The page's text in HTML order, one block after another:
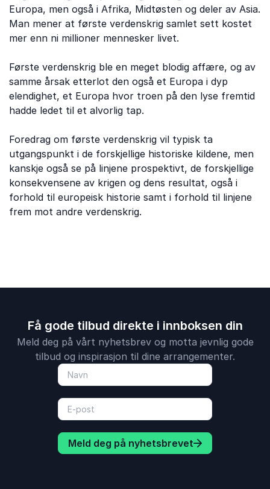
Europa, men også i Afrika, Midtøsten og deler av Asia.
Man mener at første verdenskrig samlet sett kostet
mer enn ni millioner mennesker livet.
Første verdenskrig ble en meget blodig affære, og av
samme årsak etterlot den også et Europa i dyp
elendighet, et Europa hvor troen på den lyse fremtid
hadde ledet til et alvorlig tap.
Foredrag om første verdenskrig vil typisk ta
utgangspunkt i de forskjellige historiske kildene, men
kanskje også se på linjene prospektivt, de forskjellige
konsekvensene av krigen og dens resultat, også i
forhold til europeisk historie samt i forhold til linjene
frem mot andre verdenskrig.
Få gode tilbud direkte i innboksen din
Meld deg på vårt nyhetsbrev og motta jevnlig gode
tilbud og inspirasjon til dine arrangementer.
Meld deg på nyhetsbrevet